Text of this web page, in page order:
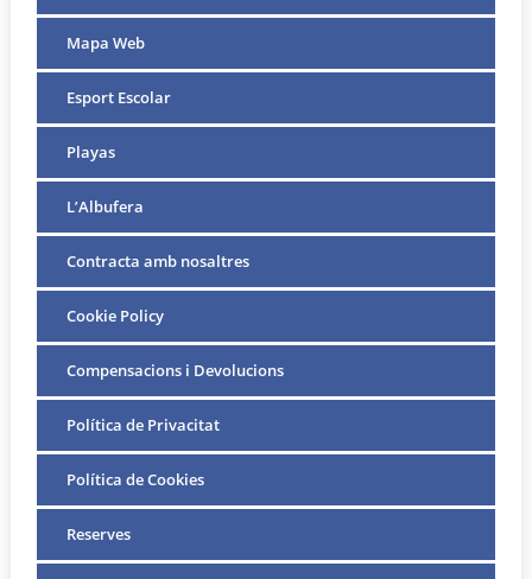
Mapa Web
Esport Escolar
Playas
L’Albufera
Contracta amb nosaltres
Cookie Policy
Compensacions i Devolucions
Política de Privacitat
Política de Cookies
Reserves